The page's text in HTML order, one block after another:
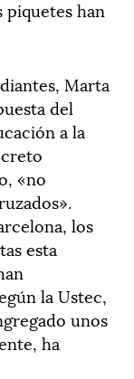
piquetes han
Marta
del
a la
«no
los
esta
la Ustec,
unos
ha